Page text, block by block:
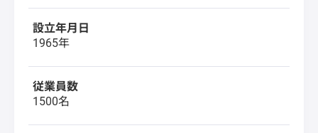
設立年月日
1965年
従業員数
1500名